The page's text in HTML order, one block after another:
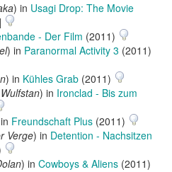
) in Usagi Drop: The Movie
- Der Film (2011)
) in Paranormal Activity 3 (2011)
) in Kühles Grab (2011)
Wulfstan) in Ironclad - Bis zum
Freundschaft Plus (2011)
Verge) in Detention - Nachsitzen
) in Cowboys & Aliens (2011)